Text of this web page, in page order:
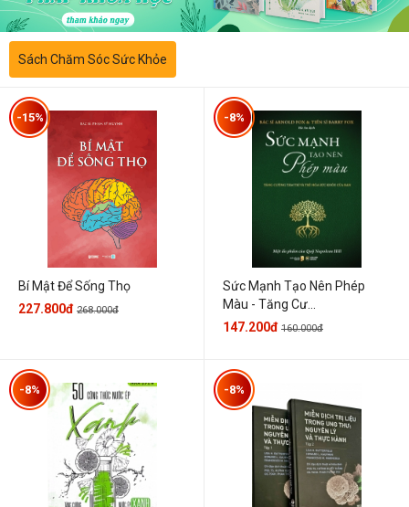
Sách Chăm Sóc Sức Khỏe
Bí Mật Để Sống Thọ
-15%
227.800đ 268.000đ
Sức Mạnh Tạo Nên Phép
Màu - Tăng Cư...
-8%
147.200đ 160.000đ
-8% -8%